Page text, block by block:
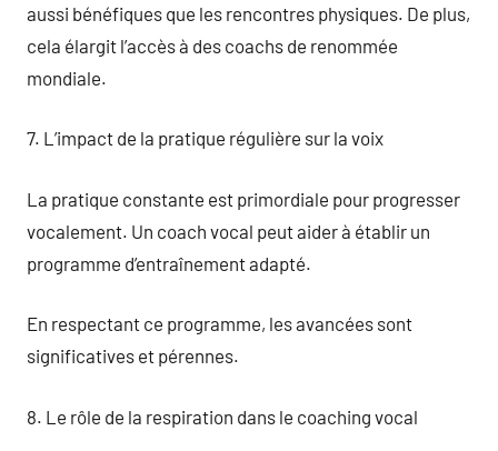
aussi bénéfiques que les rencontres physiques. De plus,
cela élargit l’accès à des coachs de renommée
mondiale.
7. L’impact de la pratique régulière sur la voix
La pratique constante est primordiale pour progresser
vocalement. Un coach vocal peut aider à établir un
programme d’entraînement adapté.
En respectant ce programme, les avancées sont
significatives et pérennes.
8. Le rôle de la respiration dans le coaching vocal